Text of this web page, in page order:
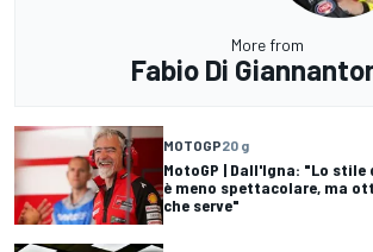
More from
Fabio Di
MOTOGP20 g
MotoGP | Dall'Igna: "Lo stile
è meno spettacolare, ma
che serve"